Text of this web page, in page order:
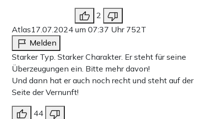
2
Atlas17.07.2024 um 07:37 Uhr 752T
Melden
Starker Typ. Starker Charakter. Er steht für seine
Überzeugungen ein. Bitte mehr davon!
Und dann hat er auch noch recht und steht auf der
Seite der Vernunft!
44